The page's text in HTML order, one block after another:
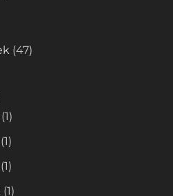
(47)
(1)
(1)
(1)
(1)